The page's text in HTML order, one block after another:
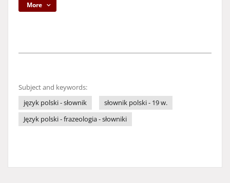
More
Subject and keywords:
język polski - słownik
słownik polski - 19 w.
Język polski - frazeologia - słowniki